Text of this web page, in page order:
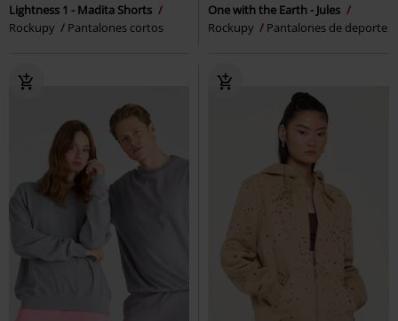
Lightness 1 - Madita Shorts
Rockupy
Pantalones cortos
One with the Earth - Jules
Rockupy
Pantalones de deporte